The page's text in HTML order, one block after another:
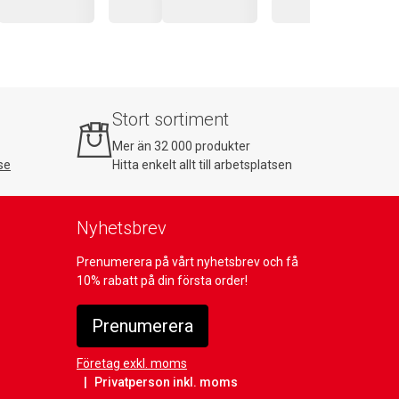
Stort sortiment
Mer än 32 000 produkter
Hitta enkelt allt till arbetsplatsen
Nyhetsbrev
Prenumerera på vårt nyhetsbrev och få
10% rabatt på din första order!
Prenumerera
Företag exkl. moms
Privatperson inkl. moms